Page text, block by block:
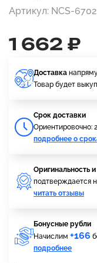
Артикул: NCS-
1 662 ₽
Доставка
Товар будет
Cрок доставки
Ориентировочно:
подробнее о
Оригинальность
подтверждается
читать отзывы
Бонусные рубли
Начислим +166
подробнее